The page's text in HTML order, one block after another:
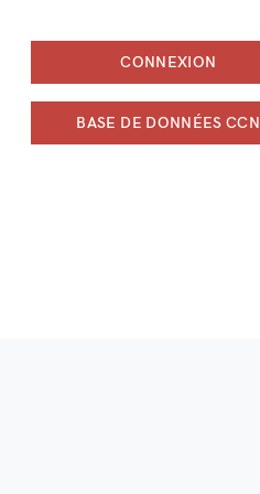
CONNEXION
BASE DE DONNÉES CCN